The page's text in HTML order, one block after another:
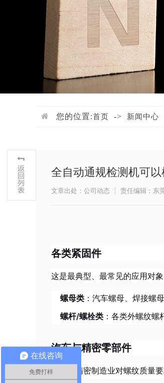
您的位置:首页 -> 新闻中心
全自动通规检测机可
文章出处：公司动态 责任编辑：东
各类紧固件
这是最典型、最常见的应用对象
螺母类 ：汽车螺母、焊接螺
螺杆/螺栓类 ：各类外螺纹
汽车与精密零部件
汽车和精密制造业对螺纹质量
在线咨询
免费打样